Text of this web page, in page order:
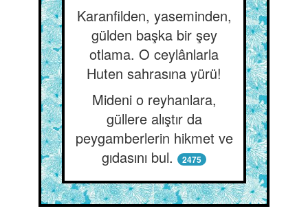
Karanfilden, yaseminden,
gülden başka bir şey
otlama. O ceylânlarla
Huten sahrasına yürü!
Mideni o reyhanlara,
güllere alıştır da
peygamberlerin hikmet ve
gıdasını bul.
2475